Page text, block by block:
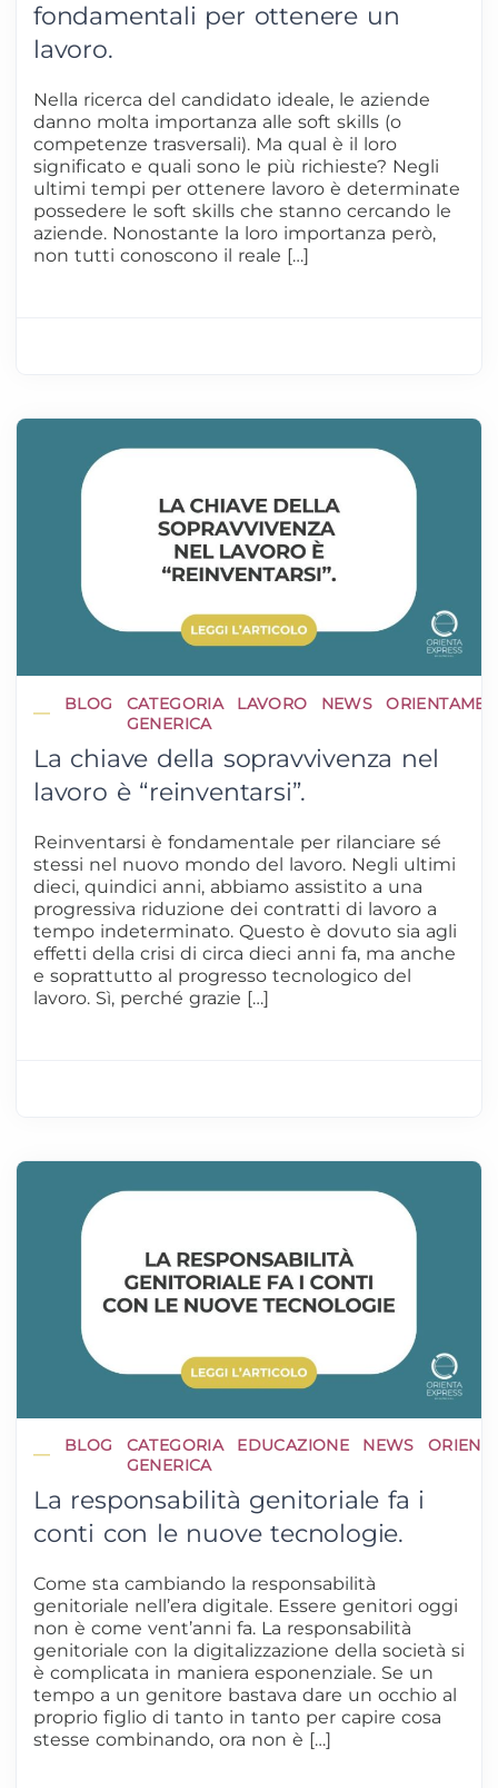
fondamentali per ottenere un
lavoro.
Nella ricerca del candidato ideale, le aziende
danno molta importanza alle soft skills (o
competenze trasversali). Ma qual è il loro
significato e quali sono le più richieste? Negli
ultimi tempi per ottenere lavoro è determinate
possedere le soft skills che stanno cercando le
aziende. Nonostante la loro importanza però,
non tutti conoscono il reale […]
BLOG
CATEGORIA
GENERICA
LAVORO NEWS
La chiave della sopravvivenza nel
lavoro è “reinventarsi”.
Reinventarsi è fondamentale per rilanciare sé
stessi nel nuovo mondo del lavoro. Negli ultimi
dieci, quindici anni, abbiamo assistito a una
progressiva riduzione dei contratti di lavoro a
tempo indeterminato. Questo è dovuto sia agli
effetti della crisi di circa dieci anni fa, ma anche
e soprattutto al progresso tecnologico del
lavoro. Sì, perché grazie […]
BLOG
CATEGORIA
GENERICA
EDUCAZIONE NEWS
La responsabilità genitoriale fa i
conti con le nuove tecnologie.
Come sta cambiando la responsabilità
genitoriale nell’era digitale. Essere genitori oggi
non è come vent’anni fa. La responsabilità
genitoriale con la digitalizzazione della società si
è complicata in maniera esponenziale. Se un
tempo a un genitore bastava dare un occhio al
proprio figlio di tanto in tanto per capire cosa
stesse combinando, ora non è […]